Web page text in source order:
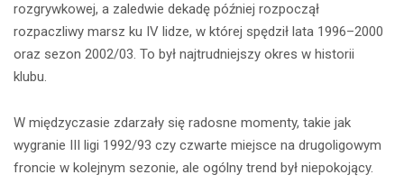
rozgrywkowej, a zaledwie dekadę później rozpoczął
rozpaczliwy marsz ku IV lidze, w której spędził lata 1996–2000
oraz sezon 2002/03. To był najtrudniejszy okres w historii
klubu.
W międzyczasie zdarzały się radosne momenty, takie jak
wygranie III ligi 1992/93 czy czwarte miejsce na drugoligowym
froncie w kolejnym sezonie, ale ogólny trend był niepokojący.